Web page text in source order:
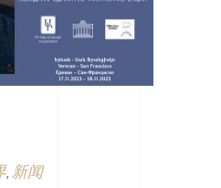
, 新闻